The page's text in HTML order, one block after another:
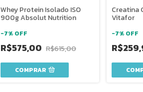
Whey Protein Isolado ISO
900g Absolut Nutrition
-7% OFF
R$575,00 R$615,00
COMPRAR
Creatina
Vitafor
-7% OFF